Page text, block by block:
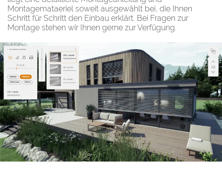
Montagemataeriel soweit ausgewählt bei, die Ihnen
Schritt für Schritt den Einbau erklärt. Bei Fragen zur
Montage stehen wir Ihnen gerne zur Verfügung.